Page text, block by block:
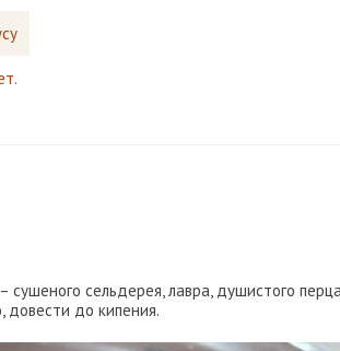
сушеного сельдерея, лавра, душистого
довести до кипения.